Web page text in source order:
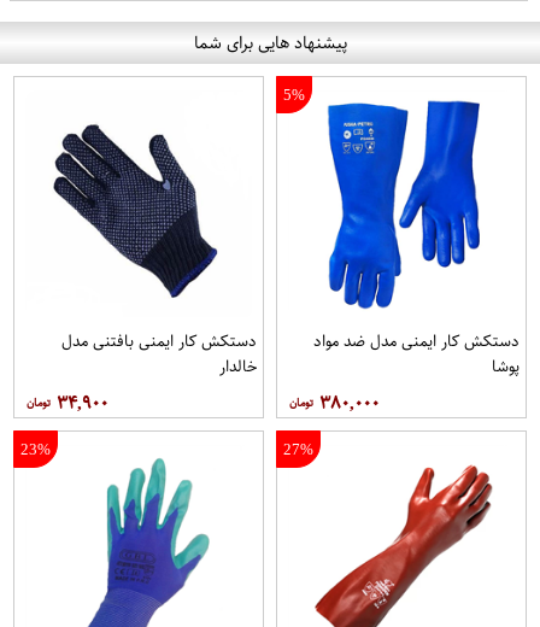
پیشنهاد هایی برای شما
5%
دستکش کار ایمنی مدل ضد مواد
پوشا
۳۸۰,۰۰۰
دستکش کار ایمنی بافتنی مدل
خالدار
۳۴,۹۰۰
27%
23%